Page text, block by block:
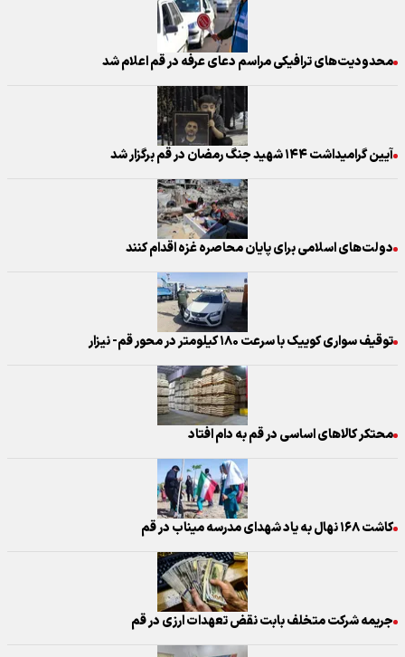
محدودیت‌های ترافیکی مراسم دعای عرفه در قم اعلام شد
آیین گرامیداشت ۱۴۴ شهید جنگ‌ رمضان در قم برگزار شد
دولت‌های اسلامی برای پایان محاصره غزه اقدام‌ کنند
توقیف سواری کوییک با سرعت ۱۸۰ کیلومتر در محور قم- نیزار
محتکر کالاهای اساسی در قم به دام افتاد
کاشت ۱۶۸ نهال به یاد شهدای مدرسه میناب در قم
جریمه شرکت متخلف بابت نقض تعهدات ارزی در قم